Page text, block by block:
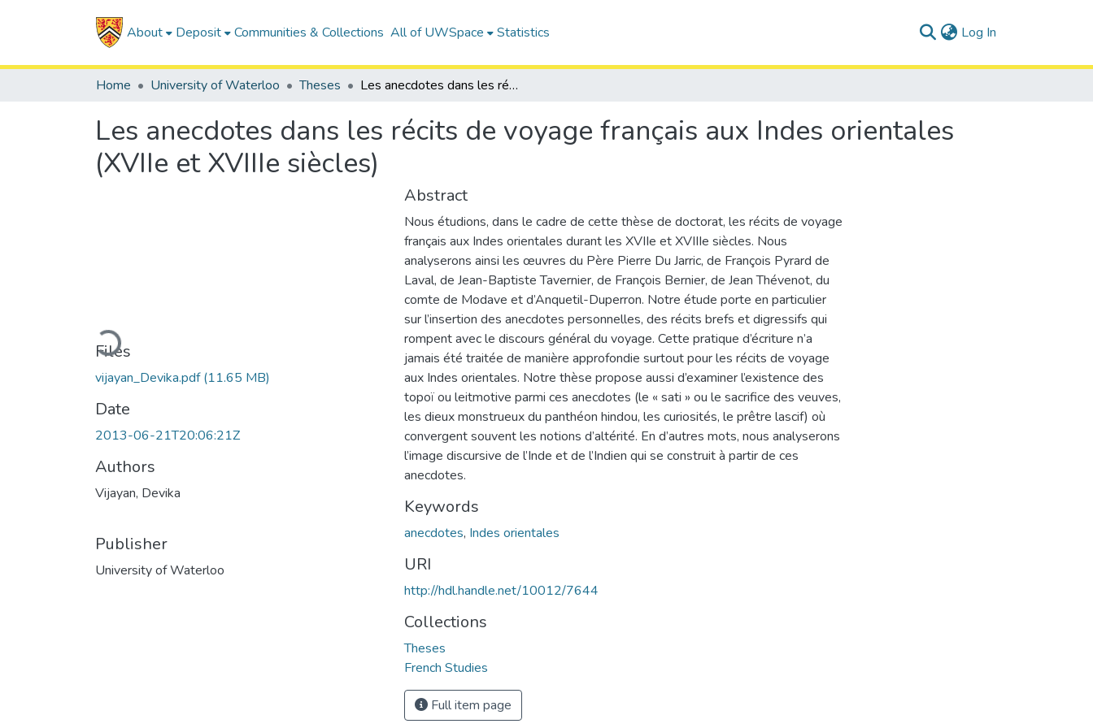
About Deposit Communities & Collections All of UWSpace Statistics Log In
Home University of Waterloo Theses Les anecdotes dans les récits de voyage français aux Indes orientales (XVIIe et XVIIIe siècles)
Les anecdotes dans les récits de voyage français aux Indes orientales
(XVIIe et XVIIIe siècles)
Loading...
Files
vijayan_Devika.pdf(11.65 MB)
Date
2013-06-21T20:06:21Z
Authors
Vijayan, Devika
Publisher
University of Waterloo
Abstract
Nous étudions, dans le cadre de cette thèse de doctorat, les récits de voyage
français aux Indes orientales durant les XVIIe et XVIIIe siècles. Nous
analyserons ainsi les œuvres du Père Pierre Du Jarric, de François Pyrard de
Laval, de Jean-Baptiste Tavernier, de François Bernier, de Jean Thévenot, du
comte de Modave et d’Anquetil-Duperron. Notre étude porte en particulier
sur l’insertion des anecdotes personnelles, des récits brefs et digressifs qui
rompent avec le discours général du voyage. Cette pratique d’écriture n’a
jamais été traitée de manière approfondie surtout pour les récits de voyage
aux Indes orientales. Notre thèse propose aussi d’examiner l’existence des
topoï ou leitmotive parmi ces anecdotes (le « sati » ou le sacrifice des veuves,
les dieux monstrueux du panthéon hindou, les curiosités, le prêtre lascif) où
convergent souvent les notions d’altérité. En d’autres mots, nous analyserons
l’image discursive de l’Inde et de l’Indien qui se construit à partir de ces
anecdotes.
Keywords
anecdotes, Indes orientales
URI
http://hdl.handle.net/10012/7644
Collections
Theses
French Studies
Full item page